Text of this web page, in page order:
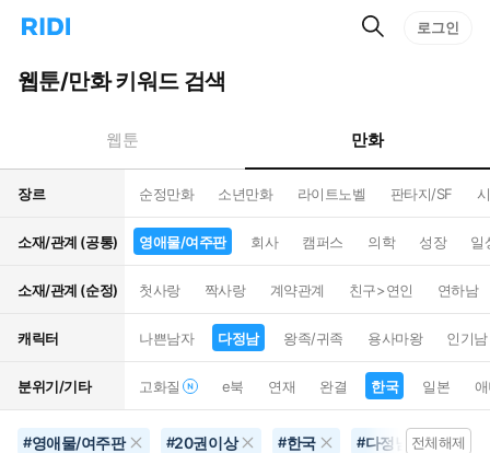
리
홈
으
턴
트
검
로그인
웹툰/만화 키워드 검색
웹툰 만화
장르 순정만화 소년만화 라이트노벨 판타지/SF
소재/관계 (공통) 영애물/여주판 회사 캠퍼스 의학 성장 일
소재/관계 (순정) 첫사랑 짝사랑 계약관계 친구>연인 연하남
캐릭터 나쁜남자 다정남 왕족/귀족 용사마왕 인기남
분위기/기타 고화질 e북 연재 완결 한국 일본
#영애물/여주판 #20권이상 #한국 #다정남 #연
전체해제